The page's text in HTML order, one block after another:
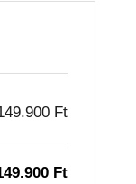
Ft
Ft